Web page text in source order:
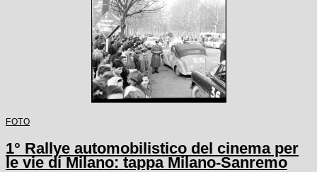
FOTO
1° Rallye automobilistico del cinema per
le vie di Milano: tappa Milano-Sanremo